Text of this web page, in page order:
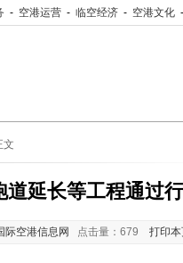
- 空港运营 - 临空经济 - 空港文化 -
文
延长等工程通过
际空港信息网 点击量： 679 打印